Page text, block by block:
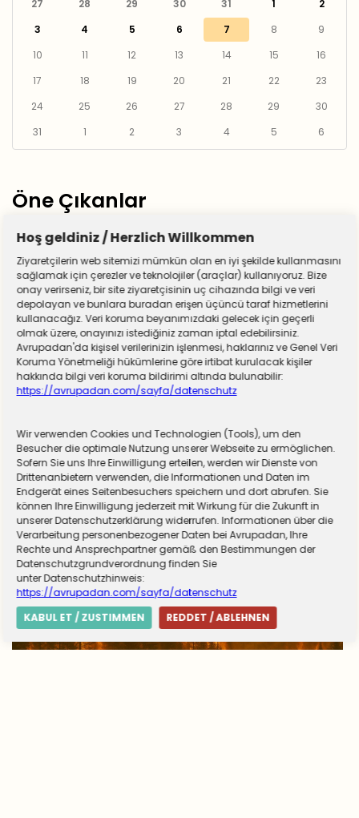
27 28 29 30 31 1
2
3
4 5 6 7 8
9
10
11 12 13 14 15
16
17
18 19 20 21 22
23
24
25 26 27 28 29
30
31
1 2 3 4 5 6
Öne Çıkanlar
Almanya zorunlu askerliğe hazırlanıyor! Sivil
hizmet için düğmeye basıldı
Hoş geldiniz / Herzlich Willkommen
Ziyaretçilerin web sitemizi mümkün olan en iyi şekilde kullanmasını
sağlamak için çerezler ve teknolojiler (araçlar) kullanıyoruz. Bize
onay verirseniz, bir site ziyaretçisinin uç cihazında bilgi ve veri
depolayan ve bunlara buradan erişen üçüncü taraf hizmetlerini
kullanacağız. Veri koruma beyanımızdaki gelecek için geçerli
olmak üzere, onayınızı istediğiniz zaman iptal edebilirsiniz.
Avrupadan'da kişisel verilerinizin işlenmesi, haklarınız ve Genel Veri
Koruma Yönetmeliği hükümlerine göre irtibat kurulacak kişiler
hakkında bilgi veri koruma bildirimi altında bulunabilir:
https://avrupadan.com/sayfa/datenschutz
Wir verwenden Cookies und Technologien (Tools), um den
Besucher die optimale Nutzung unserer Webseite zu ermöglichen.
Sofern Sie uns Ihre Einwilligung erteilen, werden wir Dienste von
Drittenanbietern verwenden, die Informationen und Daten im
Endgerät eines Seitenbesuchers speichern und dort abrufen. Sie
können Ihre Einwilligung jederzeit mit Wirkung für die Zukunft in
unserer Datenschutzerklärung widerrufen. Informationen über die
Verarbeitung personenbezogener Daten bei Avrupadan, Ihre
Rechte und Ansprechpartner gemäß den Bestimmungen der
Datenschutzgrundverordnung finden Sie
unter Datenschutzhinweis:
https://avrupadan.com/sayfa/datenschutz
KABUL ET / ZUSTIMMEN
REDDET / ABLEHNEN